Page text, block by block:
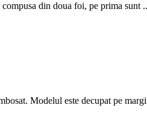
din doua foi, pe prima sunt
Modelul este decupat pe